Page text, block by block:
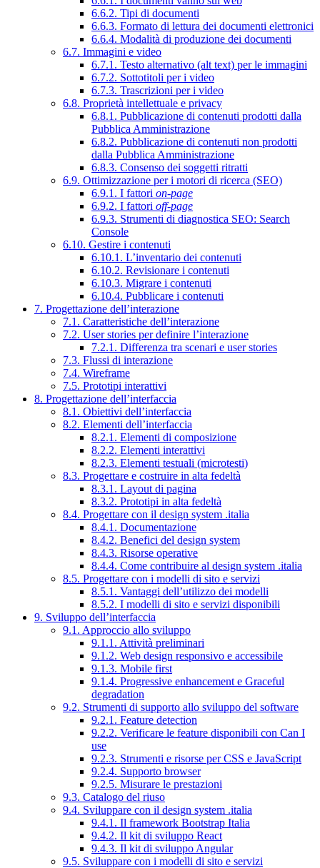
6.6.2. Tipi di documenti
6.6.3. Formato di lettura dei documenti elettronici
6.6.4. Modalità di produzione dei documenti
6.7. Immagini e video
6.7.1. Testo alternativo (alt text) per le immagini
6.7.2. Sottotitoli per i video
6.7.3. Trascrizioni per i video
6.8. Proprietà intellettuale e privacy
6.8.1. Pubblicazione di contenuti prodotti dalla
Pubblica Amministrazione
6.8.2. Pubblicazione di contenuti non prodotti
dalla Pubblica Amministrazione
6.8.3. Consenso dei soggetti ritratti
6.9. Ottimizzazione per i motori di ricerca (SEO)
6.9.1. I fattori on-page
6.9.2. I fattori off-page
6.9.3. Strumenti di diagnostica SEO: Search
Console
6.10. Gestire i contenuti
6.10.1. L’inventario dei contenuti
6.10.2. Revisionare i contenuti
6.10.3. Migrare i contenuti
6.10.4. Pubblicare i contenuti
7. Progettazione dell’interazione
7.1. Caratteristiche dell’interazione
7.2. User stories per definire l’interazione
7.2.1. Differenza tra scenari e user stories
7.3. Flussi di interazione
7.4. Wireframe
7.5. Prototipi interattivi
8. Progettazione dell’interfaccia
8.1. Obiettivi dell’interfaccia
8.2. Elementi dell’interfaccia
8.2.1. Elementi di composizione
8.2.2. Elementi interattivi
8.2.3. Elementi testuali (microtesti)
8.3. Progettare e costruire in alta fedeltà
8.3.1. Layout di pagina
8.3.2. Prototipi in alta fedeltà
8.4. Progettare con il design system .italia
8.4.1. Documentazione
8.4.2. Benefici del design system
8.4.3. Risorse operative
8.4.4. Come contribuire al design system .italia
8.5. Progettare con i modelli di sito e servizi
8.5.1. Vantaggi dell’utilizzo dei modelli
8.5.2. I modelli di sito e servizi disponibili
9. Sviluppo dell’interfaccia
9.1. Approccio allo sviluppo
9.1.1. Attività preliminari
9.1.2. Web design responsivo e accessibile
9.1.3. Mobile first
9.1.4. Progressive enhancement e Graceful
degradation
9.2. Strumenti di supporto allo sviluppo del software
9.2.1. Feature detection
9.2.2. Verificare le feature disponibili con Can I
use
9.2.3. Strumenti e risorse per CSS e JavaScript
9.2.4. Supporto browser
9.2.5. Misurare le prestazioni
9.3. Catalogo del riuso
9.4. Sviluppare con il design system .italia
9.4.1. Il framework Bootstrap Italia
9.4.2. Il kit di sviluppo React
9.4.3. Il kit di sviluppo Angular
9.5. Sviluppare con i modelli di sito e servizi